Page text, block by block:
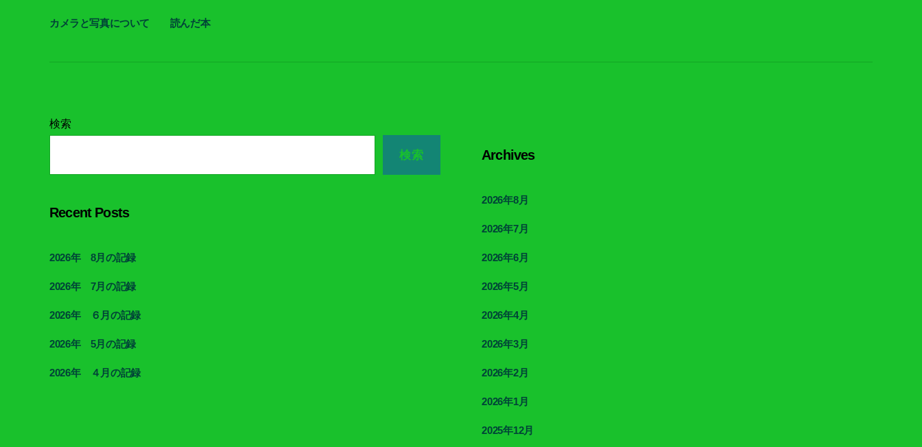
カメラと写真について 読んだ本
検索
検索
Recent Posts
2026年 8月の記録
2026年 7月の記録
2026年 ６月の記録
2026年 5月の記録
2026年 ４月の記録
Archives
2026年8月
2026年7月
2026年6月
2026年5月
2026年4月
2026年3月
2026年2月
2026年1月
2025年12月